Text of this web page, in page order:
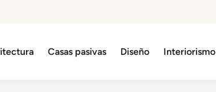
Casas pasivas Diseño Interiorismo